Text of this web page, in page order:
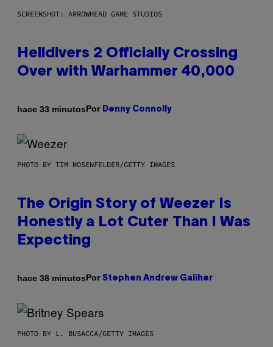
SCREENSHOT: ARROWHEAD GAME STUDIOS
Helldivers 2 Officially Crossing
Over with Warhammer 40,000
hace 33 minutosPor Denny Connolly
PHOTO BY TIM MOSENFELDER/GETTY IMAGES
The Origin Story of Weezer Is
Honestly a Lot Cuter Than I Was
Expecting
hace 38 minutosPor Stephen Andrew Galiher
PHOTO BY L. BUSACCA/GETTY IMAGES